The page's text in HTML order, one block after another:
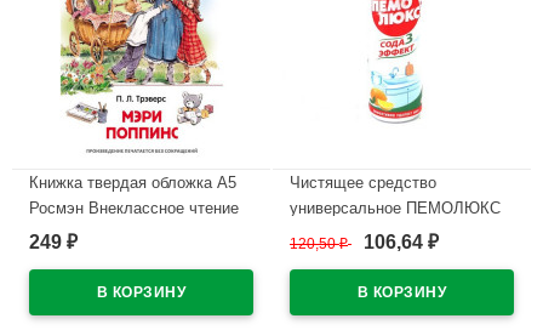
Книжка твердая обложка А5
Росмэн Внеклассное чтение
Мэри Поппинс Трэверс П арт
249 ₽
Чистящее средство
универсальное ПЕМОЛЮКС
480г Лимон
120,50₽ 106,64 ₽